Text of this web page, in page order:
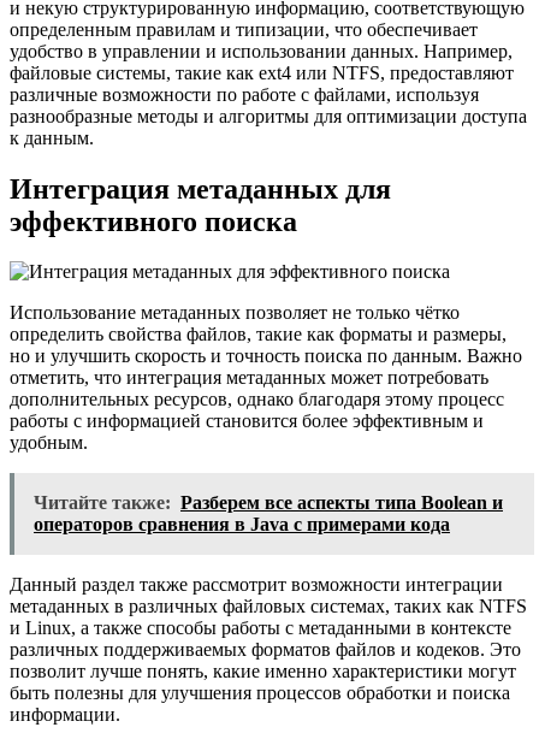
и некую структурированную информацию, соответствующую
определенным правилам и типизации, что обеспечивает
удобство в управлении и использовании данных. Например,
файловые системы, такие как ext4 или NTFS, предоставляют
различные возможности по работе с файлами, используя
разнообразные методы и алгоритмы для оптимизации доступа
к данным.
Интеграция метаданных для
эффективного поиска
Использование метаданных позволяет не только чётко
определить свойства файлов, такие как форматы и размеры,
но и улучшить скорость и точность поиска по данным. Важно
отметить, что интеграция метаданных может потребовать
дополнительных ресурсов, однако благодаря этому процесс
работы с информацией становится более эффективным и
удобным.
Читайте также: Разберем все аспекты типа Boolean и
операторов сравнения в Java с примерами кода
Данный раздел также рассмотрит возможности интеграции
метаданных в различных файловых системах, таких как NTFS
и Linux, а также способы работы с метаданными в контексте
различных поддерживаемых форматов файлов и кодеков. Это
позволит лучше понять, какие именно характеристики могут
быть полезны для улучшения процессов обработки и поиска
информации.